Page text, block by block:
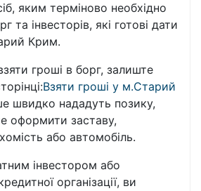
яким терміново необхідно
та інвесторів, які готові дати
Крим.
гроші в борг, залиште
Взяти гроші у м.Старий
швидко нададуть позику,
оформити заставу,
або автомобіль.
інвестором або
організації, ви